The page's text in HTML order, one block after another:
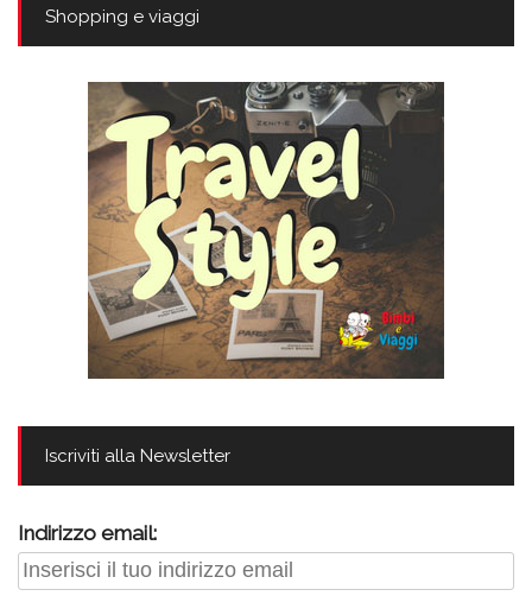
Shopping e viaggi
Iscriviti alla Newsletter
Indirizzo email: